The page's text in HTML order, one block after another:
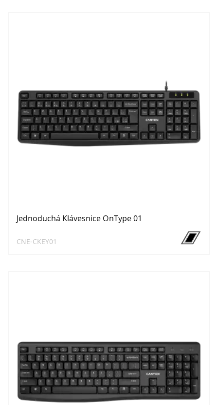
Jednoduchá Klávesnice OnType 01
CNE-CKEY01